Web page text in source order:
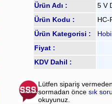
Ürün Adı :
5 V
Ürün Kodu :
HC-
Ürün Kategorisi :
Fiyat :
KDV Dahil :
Lütfen sipariş
sormadan önce sık
okuyunuz.